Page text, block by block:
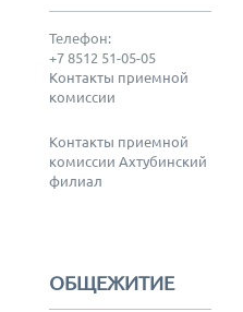
Телефон:
+7 8512 51-05-05
Контакты приемной
комиссии
Контакты приемной
комиссии Ахтубинский
филиал
ОБЩЕЖИТИЕ